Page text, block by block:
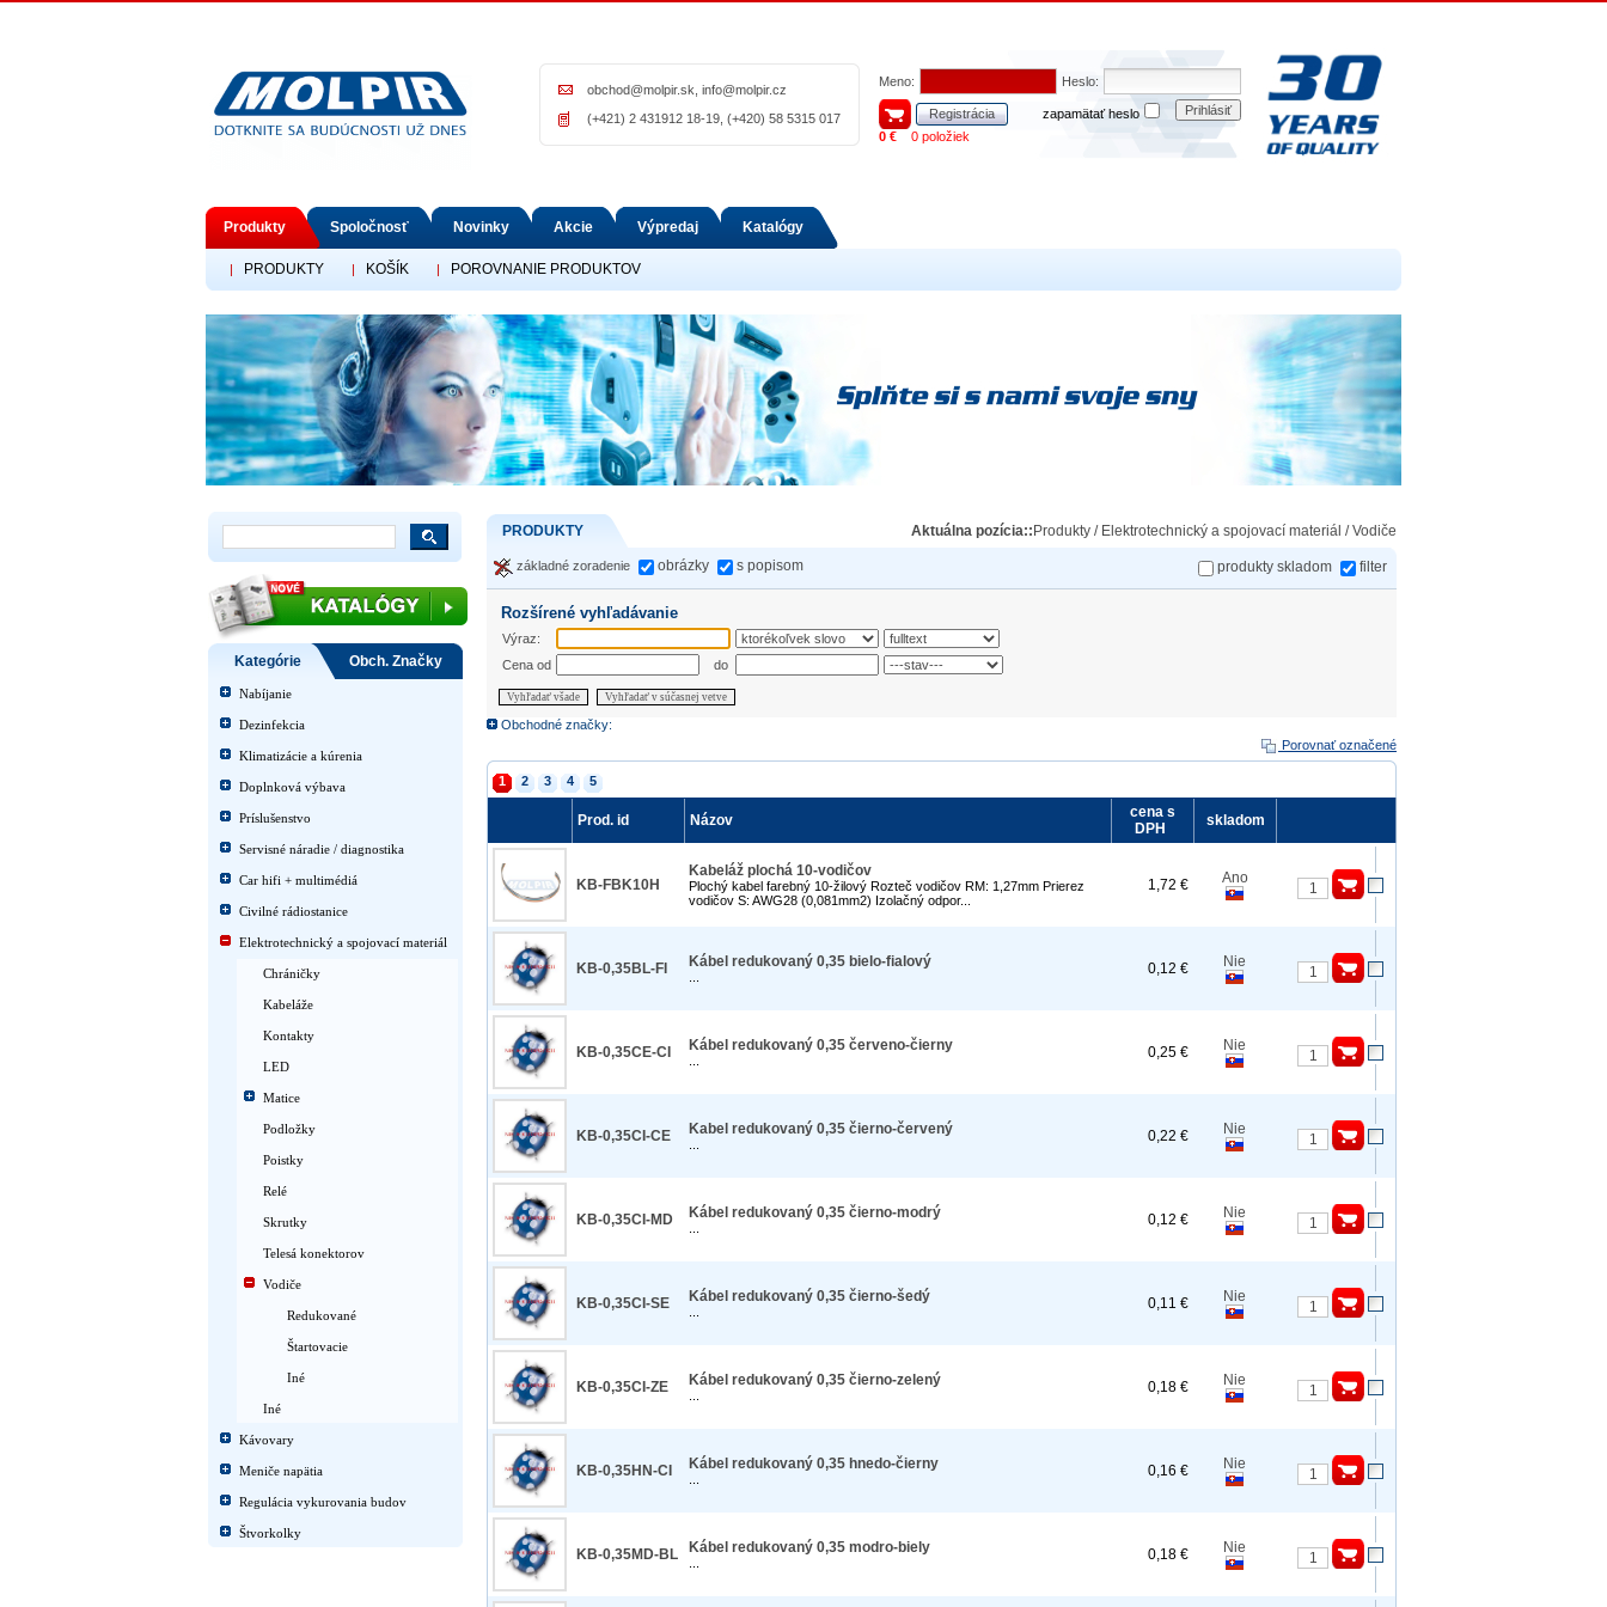
obchod@molpir.sk info@molpir.cz
(+421) 2 431912 18-19, (+420) 58 5315 017
Meno: Heslo:
Registrácia Prihlásiť
zapamätať heslo
0 € 0 položiek
Produkty Spoločnosť Novinky Akcie Výpredaj Katalógy
| PRODUKTY | KOŠÍK | POROVNANIE PRODUKTOV
Kategórie Obch. Značky
Nabíjanie
Dezinfekcia
Klimatizácie a kúrenia
Doplnková výbava
Príslušenstvo
Servisné náradie / diagnostika
Car hifi + multimédiá
Civilné rádiostanice
Elektrotechnický a spojovací materiál
Chráničky
Kabeláže
Kontakty
LED
Matice
Podložky
Poistky
Relé
Skrutky
Telesá konektorov
Vodiče
Redukované
Štartovacie
Iné
Iné
Kávovary
Meniče napätia
Regulácia vykurovania budov
Štvorkolky
PRODUKTY Aktuálna pozícia:: Produkty / Elektrotechnický a spojovací materiál /Vodiče
základné zoradenie obrázky s popisom produkty skladom filter
Rozšírené vyhľadávanie
Výraz:
Cena od
do
Vyhľadať všade Vyhľadať v súčasnej vetve
Obchodné značky:
Porovnať označené
1 2 3 4 5
Prod. id Názov
cena s
DPH
skladom
KB-FBK10H
Kabeláž plochá 10-vodičov
Plochý kabel farebný 10-žilový Rozteč vodičov RM: 1,27mm Prierez
vodičov S: AWG28 (0,081mm2) Izolačný odpor...
1,72 € Ano
KB-0,35BL-FI Kábel redukovaný 0,35 bielo-fialový 0,12 € Nie
KB-0,35CE-CI Kábel redukovaný 0,35 červeno-čierny 0,25 € Nie
KB-0,35CI-CE Kabel redukovaný 0,35 čierno-červený 0,22 € Nie
KB-0,35CI-MD Kábel redukovaný 0,35 čierno-modrý 0,12 € Nie
KB-0,35CI-SE Kábel redukovaný 0,35 čierno-šedý 0,11 € Nie
KB-0,35CI-ZE Kábel redukovaný 0,35 čierno-zelený 0,18 € Nie
KB-0,35HN-CI Kábel redukovaný 0,35 hnedo-čierny 0,16 € Nie
KB-0,35MD-BL Kábel redukovaný 0,35 modro-biely 0,18 € Nie